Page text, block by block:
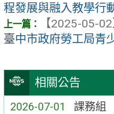
相關公告
2026-07-01 課務組
程發展與融入教學行
【2025-05-02
臺中市政府勞工局青